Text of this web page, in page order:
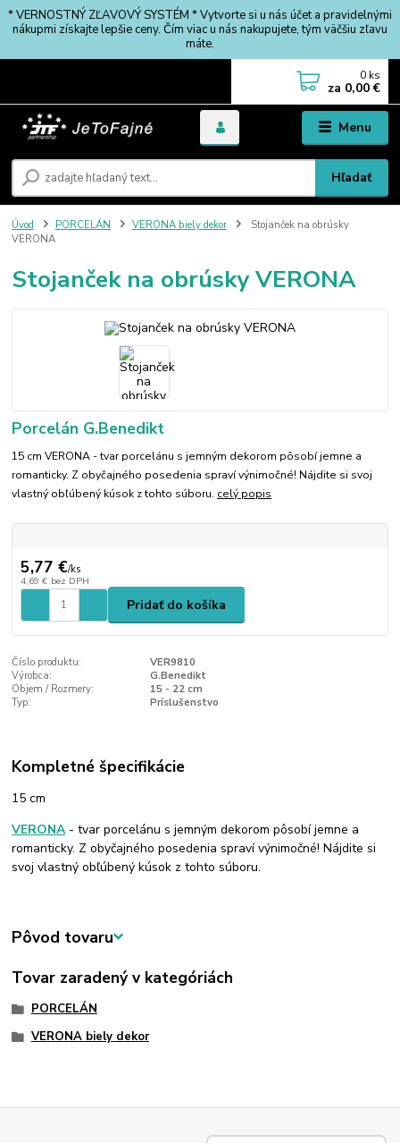
* VERNOSTNÝ ZĽAVOVÝ SYSTÉM * Vytvorte si u nás účet a pravidelnými
nákupmi získajte lepšie ceny. Čím viac u nás nakupujete, tým väčšiu zľavu
máte.
Menu
Hľadať
0 ks
za 0,00 €
Úvod PORCELÁN VERONA biely dekor
Stojanček na obrúsky
VERONA
Stojanček na obrúsky VERONA
Porcelán G.Benedikt
15 cm VERONA - tvar porcelánu s jemným dekorom pôsobí jemne a
romanticky. Z obyčajného posedenia spraví výnimočné! Nájdite si svoj
vlastný obľúbený kúsok z tohto súboru. celý popis
5,77 €/ks
4,69 € bez DPH
Pridať do košíka
Číslo produktu:
VER9810
Výrobca:
G.Benedikt
Objem / Rozmery:
15 - 22 cm
Typ:
Príslušenstvo
Kompletné špecifikácie
15 cm
VERONA- tvar porcelánu s jemným dekorom pôsobí jemne a
romanticky. Z obyčajného posedenia spraví výnimočné! Nájdite si
svoj vlastný obľúbený kúsok z tohto súboru.
Pôvod tovaru
Tovar zaradený v kategóriách
PORCELÁN
VERONA biely dekor